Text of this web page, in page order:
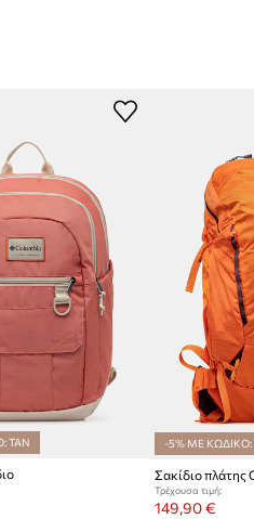
TAN
-5% ΜΕ ΚΩΔΙΚΟ:
Τρέχουσα τιμή:
149,90 €